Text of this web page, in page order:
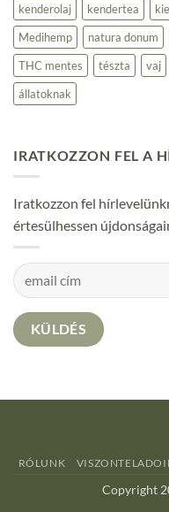
kenderolaj
kendertea
Medihemp
natura donum
THC mentes
tészta vaj
állatoknak
IRATKOZZON FEL A
Iratkozzon fel
értesülhessen
RÓLUNK
Copyright